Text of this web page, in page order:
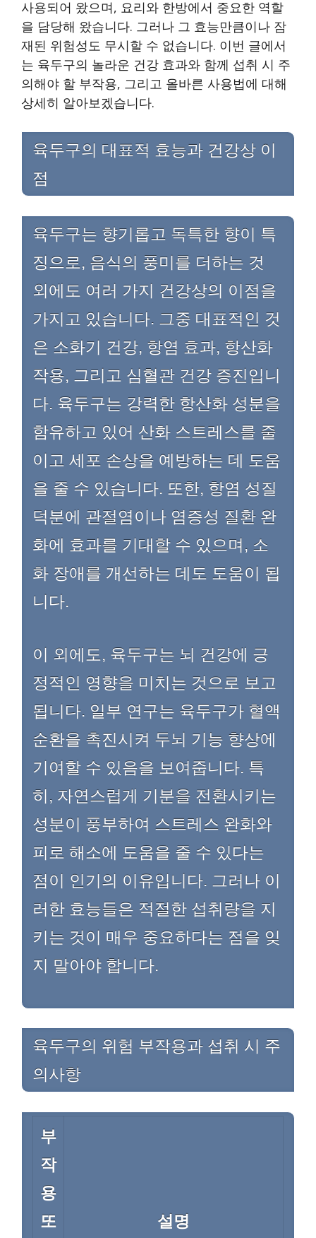
사용되어 왔으며, 요리와 한방에서 중요한 역할
을 담당해 왔습니다. 그러나 그 효능만큼이나 잠
재된 위험성도 무시할 수 없습니다. 이번 글에서
는 육두구의 놀라운 건강 효과와 함께 섭취 시 주
의해야 할 부작용, 그리고 올바른 사용법에 대해
상세히 알아보겠습니다.
육두구의 대표적 효능과 건강상 이
점
육두구는 향기롭고 독특한 향이 특
징으로, 음식의 풍미를 더하는 것
외에도 여러 가지 건강상의 이점을
가지고 있습니다. 그중 대표적인 것
은 소화기 건강, 항염 효과, 항산화
작용, 그리고 심혈관 건강 증진입니
다. 육두구는 강력한 항산화 성분을
함유하고 있어 산화 스트레스를 줄
이고 세포 손상을 예방하는 데 도움
을 줄 수 있습니다. 또한, 항염 성질
덕분에 관절염이나 염증성 질환 완
화에 효과를 기대할 수 있으며, 소
화 장애를 개선하는 데도 도움이 됩
니다.
이 외에도, 육두구는 뇌 건강에 긍
정적인 영향을 미치는 것으로 보고
됩니다. 일부 연구는 육두구가 혈액
순환을 촉진시켜 두뇌 기능 향상에
기여할 수 있음을 보여줍니다. 특
히, 자연스럽게 기분을 전환시키는
성분이 풍부하여 스트레스 완화와
피로 해소에 도움을 줄 수 있다는
점이 인기의 이유입니다. 그러나 이
러한 효능들은 적절한 섭취량을 지
키는 것이 매우 중요하다는 점을 잊
지 말아야 합니다.
육두구의 위험 부작용과 섭취 시 주
의사항
부
작
용
또
설명